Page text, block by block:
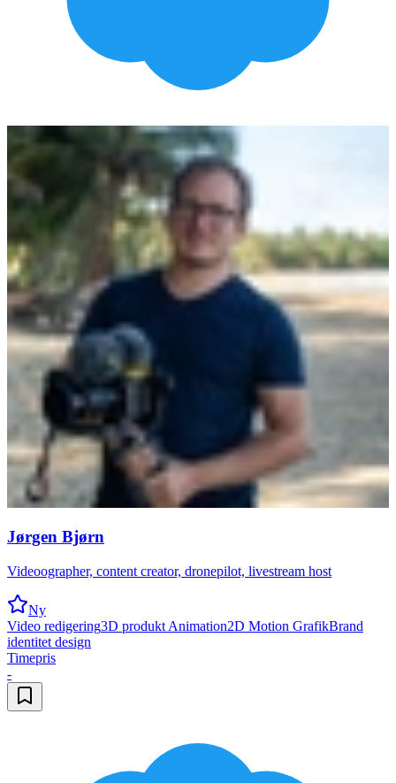
Jørgen Bjørn
Videoographer, content creator, dronepilot, livestream host
Ny
Video redigering3D produkt Animation2D Motion GrafikBrand
identitet design
Timepris
-